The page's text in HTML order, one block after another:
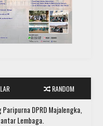
RANDOM
DPRD Majalengka,
Lembaga.